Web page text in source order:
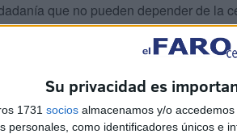
Su privacidad es
1731 socios almacenamos y/o
personales, como identificadores únicos e
que no pueden depender de la
degrade definitivamente. La
otras intervenciones para no duplicar